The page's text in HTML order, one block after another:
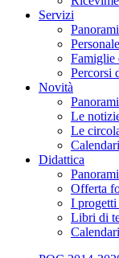
Servizi
Famiglie
Percorsi
Novità
Le
Le
Didattica
Offerta
I progetti
Libri di